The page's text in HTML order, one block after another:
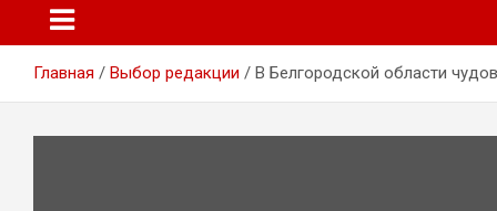
Главная Выбор редакции В Белгородской области